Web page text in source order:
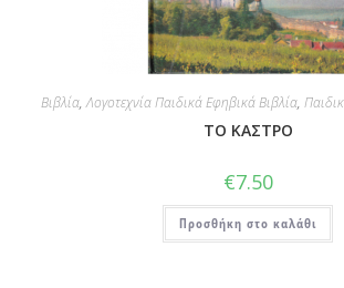
Βιβλία,Λογοτεχνία Παιδικά Εφηβικά Βιβλία,
ΤΟ ΚΑΣΤΡΟ
€7.50
Προσθήκη στο καλάθι